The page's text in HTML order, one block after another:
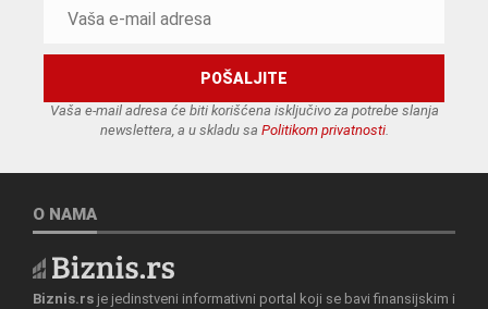
Vaša e-mail adresa će biti korišćena isključivo za potrebe slanja
newslettera, a u skladu sa Politikom privatnosti.
O NAMA
Biznis.rs je jedinstveni informativni portal koji se bavi finansijskim i